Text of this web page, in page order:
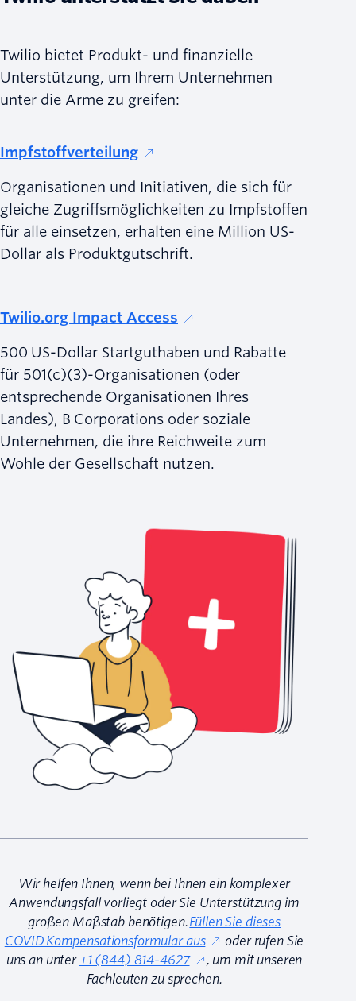
Twilio bietet Produkt- und finanzielle
Unterstützung, um Ihrem Unternehmen
unter die Arme zu greifen:
Impfstoffverteilung
Organisationen und Initiativen, die sich für
gleiche Zugriffsmöglichkeiten zu Impfstoffen
für alle einsetzen, erhalten eine Million US-
Dollar als Produktgutschrift.
Twilio.org Impact Access
500 US-Dollar Startguthaben und Rabatte
für 501(c)(3)-Organisationen (oder
entsprechende Organisationen Ihres
Landes), B Corporations oder soziale
Unternehmen, die ihre Reichweite zum
Wohle der Gesellschaft nutzen.
Wir helfen Ihnen, wenn bei Ihnen ein komplexer
Anwendungsfall vorliegt oder Sie Unterstützung im
großen Maßstab benötigen.Füllen Sie dieses
COVID Kompensationsformular aus
oder rufen Sie
uns an unter +1 (844) 814-4627
, um mit unseren
Fachleuten zu sprechen.